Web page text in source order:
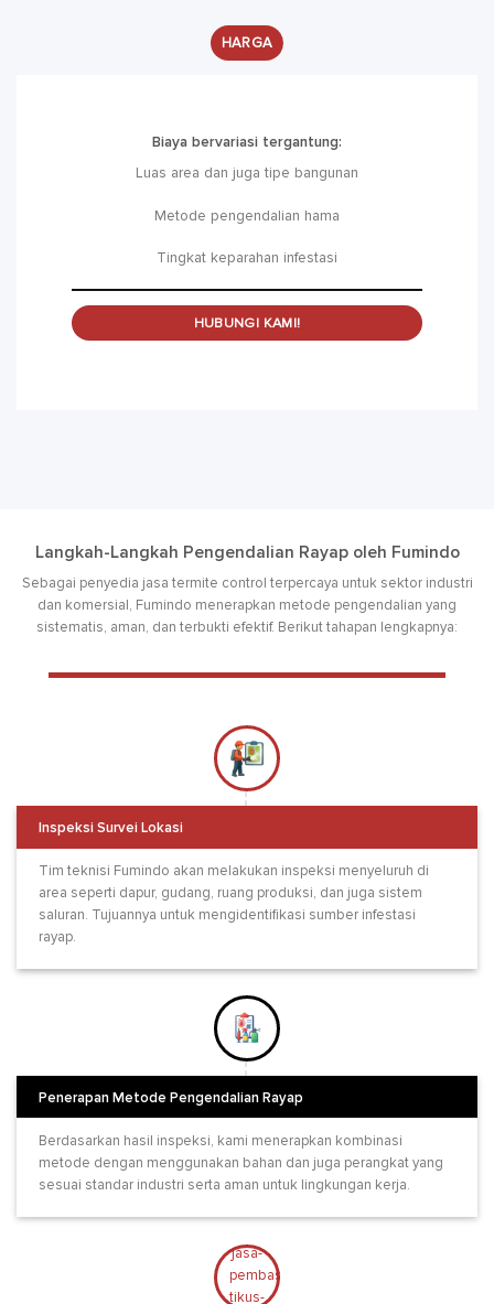
HARGA
Biaya bervariasi tergantung:
Luas area dan juga tipe bangunan
Metode pengendalian hama
Tingkat keparahan infestasi
HUBUNGI KAMI!
Langkah-Langkah Pengendalian Rayap oleh Fumindo
Sebagai penyedia jasa termite control terpercaya untuk sektor industri
dan komersial, Fumindo menerapkan metode pengendalian yang
sistematis, aman, dan terbukti efektif. Berikut tahapan lengkapnya:
Inspeksi Survei Lokasi
Tim teknisi Fumindo akan melakukan inspeksi menyeluruh di
area seperti dapur, gudang, ruang produksi, dan juga sistem
saluran. Tujuannya untuk mengidentifikasi sumber infestasi
rayap.
Penerapan Metode Pengendalian Rayap
Berdasarkan hasil inspeksi, kami menerapkan kombinasi
metode dengan menggunakan bahan dan juga perangkat yang
sesuai standar industri serta aman untuk lingkungan kerja.